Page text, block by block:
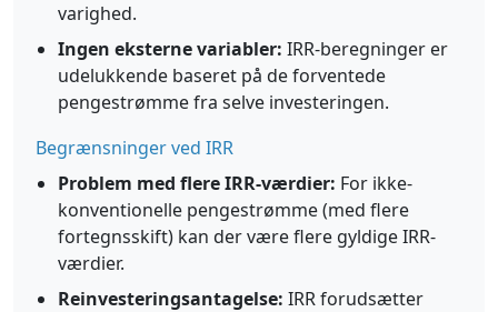
varighed.
Ingen eksterne variabler: IRR-beregninger er
udelukkende baseret på de forventede
pengestrømme fra selve investeringen.
Begrænsninger ved IRR
Problem med flere IRR-værdier: For ikke-
konventionelle pengestrømme (med flere
fortegnsskift) kan der være flere gyldige IRR-
værdier.
Reinvesteringsantagelse: IRR forudsætter